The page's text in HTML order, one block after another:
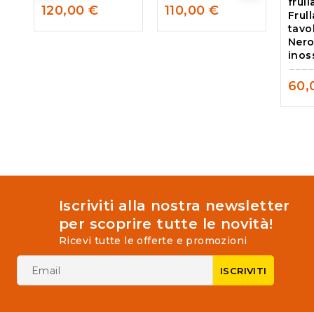
0
out
of
120,00 €
0
out
of
110,00 €
0
out
Iscriviti alla nostra newsletter
per scoprire tutte le novità!
Ricevi tutte le offerte e promozioni